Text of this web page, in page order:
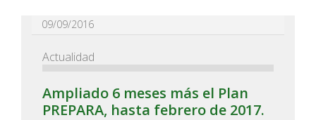
09/09/2016
Actualidad
Ampliado 6 meses más el Plan
PREPARA, hasta febrero de 2017.